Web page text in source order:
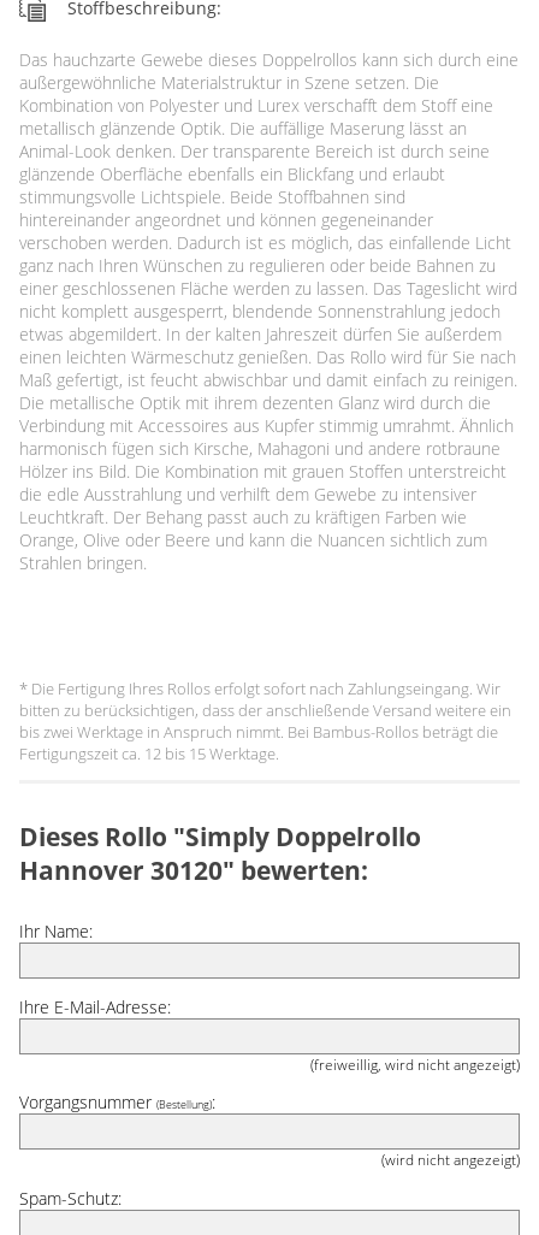
Stoffbeschreibung:
Das hauchzarte Gewebe dieses Doppelrollos kann sich durch eine
außergewöhnliche Materialstruktur in Szene setzen. Die
Kombination von Polyester und Lurex verschafft dem Stoff eine
metallisch glänzende Optik. Die auffällige Maserung lässt an
Animal-Look denken. Der transparente Bereich ist durch seine
glänzende Oberfläche ebenfalls ein Blickfang und erlaubt
stimmungsvolle Lichtspiele. Beide Stoffbahnen sind
hintereinander angeordnet und können gegeneinander
verschoben werden. Dadurch ist es möglich, das einfallende Licht
ganz nach Ihren Wünschen zu regulieren oder beide Bahnen zu
einer geschlossenen Fläche werden zu lassen. Das Tageslicht wird
nicht komplett ausgesperrt, blendende Sonnenstrahlung jedoch
etwas abgemildert. In der kalten Jahreszeit dürfen Sie außerdem
einen leichten Wärmeschutz genießen. Das Rollo wird für Sie nach
Maß gefertigt, ist feucht abwischbar und damit einfach zu reinigen.
Die metallische Optik mit ihrem dezenten Glanz wird durch die
Verbindung mit Accessoires aus Kupfer stimmig umrahmt. Ähnlich
harmonisch fügen sich Kirsche, Mahagoni und andere rotbraune
Hölzer ins Bild. Die Kombination mit grauen Stoffen unterstreicht
die edle Ausstrahlung und verhilft dem Gewebe zu intensiver
Leuchtkraft. Der Behang passt auch zu kräftigen Farben wie
Orange, Olive oder Beere und kann die Nuancen sichtlich zum
Strahlen bringen.
* Die Fertigung Ihres Rollos erfolgt sofort nach Zahlungseingang. Wir
bitten zu berücksichtigen, dass der anschließende Versand weitere ein
bis zwei Werktage in Anspruch nimmt. Bei Bambus-Rollos beträgt die
Fertigungszeit ca. 12 bis 15 Werktage.
Dieses Rollo "Simply Doppelrollo
Hannover 30120" bewerten:
Ihr Name:
Ihre E-Mail-Adresse:
(freiweillig, wird nicht angezeigt)
Vorgangsnummer (Bestellung):
(wird nicht angezeigt)
Spam-Schutz: